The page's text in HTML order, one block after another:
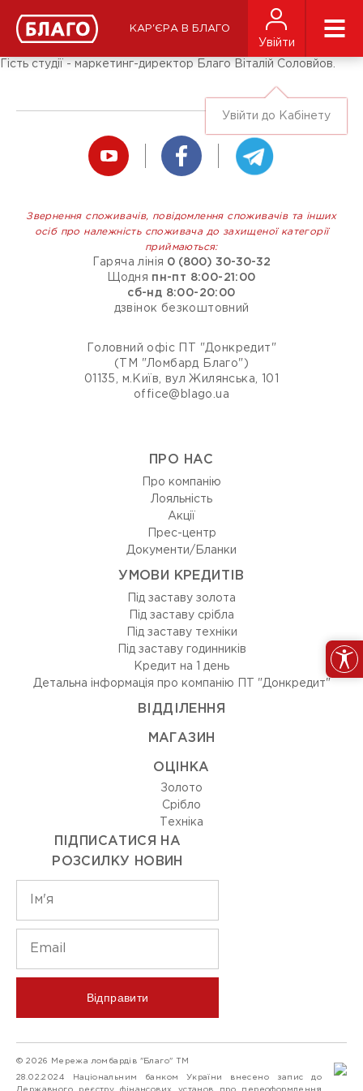
КАР'ЄРА В БЛАГО
Увійти
Увійти до Кабінету
ЗМІ про нас
Підписники соц-мереж
Ярмарки
Гість студії - маркетинг-директор Благо Віталій Соловйов.
Звернення споживачів, повідомлення споживачів та інших
осіб про належність споживача до захищеної категорії
приймаються:
Гаряча лінія 0 (800) 30-30-32
Щодня пн-пт 8:00-21:00
сб-нд 8:00-20:00
дзвінок безкоштовний
Головний офіс ПТ "Донкредит"
(ТМ "Ломбард Благо")
01135, м.Київ, вул Жилянська, 101
office@blago.ua
ПРО НАС
Про компанію
Лояльність
Акції
Прес-центр
Документи/Бланки
УМОВИ КРЕДИТІВ
Під заставу золота
Під заставу срібла
Під заставу техніки
Під заставу годинників
Кредит на 1 день
Детальна інформація про компанію ПТ "Донкредит"
ВIДДIЛЕННЯ
МАГАЗИН
ОЦIНКА
Золото
Срiбло
Технiка
ПІДПИСАТИСЯ НА
РОЗСИЛКУ НОВИН
Відправити
© 2026 Мережа ломбардів "Благо" ТМ
28.02.2024 Національним банком України внесено запис до